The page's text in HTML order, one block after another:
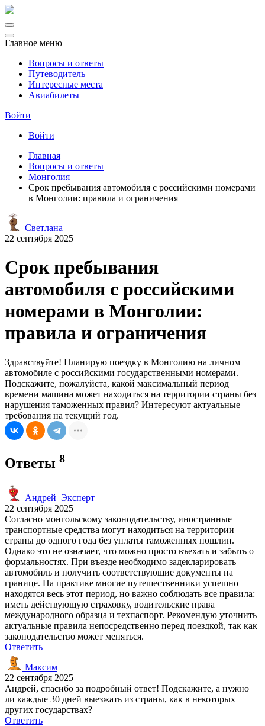
Главное меню
Вопросы и ответы
Путеводитель
Интересные места
Авиабилеты
Войти
Войти
Главная
Вопросы и ответы
Монголия
Срок пребывания автомобиля с российскими номерами
в Монголии: правила и ограничения
Светлана
22 сентября 2025
Срок пребывания
автомобиля с российскими
номерами в Монголии:
правила и ограничения
Здравствуйте! Планирую поездку в Монголию на личном
автомобиле с российскими государственными номерами.
Подскажите, пожалуйста, какой максимальный период
времени машина может находиться на территории страны без
нарушения таможенных правил? Интересуют актуальные
требования на текущий год.
Ответы 8
Андрей_Эксперт
22 сентября 2025
Согласно монгольскому законодательству, иностранные
транспортные средства могут находиться на территории
страны до одного года без уплаты таможенных пошлин.
Однако это не означает, что можно просто въехать и забыть о
формальностях. При въезде необходимо задекларировать
автомобиль и получить соответствующие документы на
границе. На практике многие путешественники успешно
находятся весь этот период, но важно соблюдать все правила:
иметь действующую страховку, водительские права
международного образца и техпаспорт. Рекомендую уточнить
актуальные правила непосредственно перед поездкой, так как
законодательство может меняться.
Ответить
Максим
22 сентября 2025
Андрей, спасибо за подробный ответ! Подскажите, а нужно
ли каждые 30 дней выезжать из страны, как в некоторых
других государствах?
Ответить